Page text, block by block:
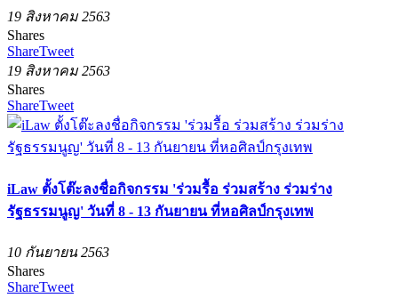
19 สิงหาคม 2563
Shares
ShareTweet
19 สิงหาคม 2563
Shares
ShareTweet
iLaw ตั้งโต๊ะลงชื่อกิจกรรม 'ร่วมรื้อ ร่วมสร้าง ร่วมร่าง
รัฐธรรมนูญ' วันที่ 8 - 13 กันยายน ที่หอศิลป์กรุงเทพ
10 กันยายน 2563
Shares
ShareTweet